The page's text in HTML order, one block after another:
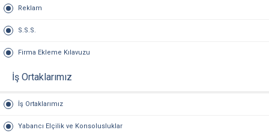
Reklam
S.S.S.
Firma Ekleme Kılavuzu
İş Ortaklarımız
İş Ortaklarımız
Yabancı Elçilik ve Konsolusluklar